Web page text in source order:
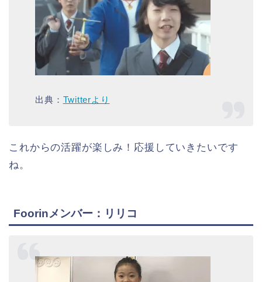
出典： Twitterより
これからの活躍が楽しみ！応援していきたいです
ね。
Foorinメンバー：リリコ